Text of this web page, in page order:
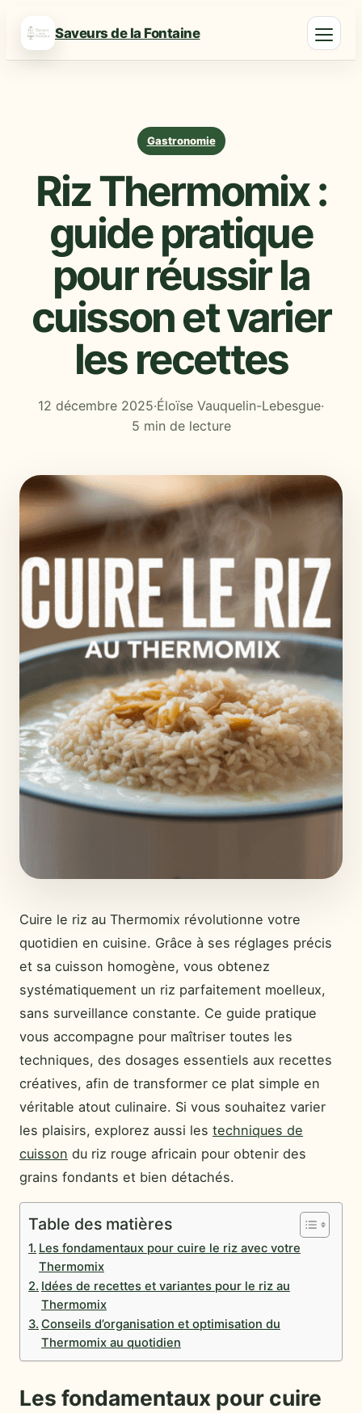
Saveurs de la Fontaine
Gastronomie
Riz Thermomix :
guide pratique
pour réussir la
cuisson et varier
les recettes
12 décembre 2025·Éloïse Vauquelin-Lebesgue·
5 min de lecture
Cuire le riz au Thermomix révolutionne votre
quotidien en cuisine. Grâce à ses réglages précis
et sa cuisson homogène, vous obtenez
systématiquement un riz parfaitement moelleux,
sans surveillance constante. Ce guide pratique
vous accompagne pour maîtriser toutes les
techniques, des dosages essentiels aux recettes
créatives, afin de transformer ce plat simple en
véritable atout culinaire. Si vous souhaitez varier
les plaisirs, explorez aussi les techniques de
cuisson du riz rouge africain pour obtenir des
grains fondants et bien détachés.
Table des matières
Les fondamentaux pour cuire le riz avec votre
Thermomix
Idées de recettes et variantes pour le riz au
Thermomix
Conseils d’organisation et optimisation du
Thermomix au quotidien
Les fondamentaux pour cuire